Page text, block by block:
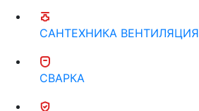
САНТЕХНИКА ВЕНТИЛЯЦИЯ
СВАРКА